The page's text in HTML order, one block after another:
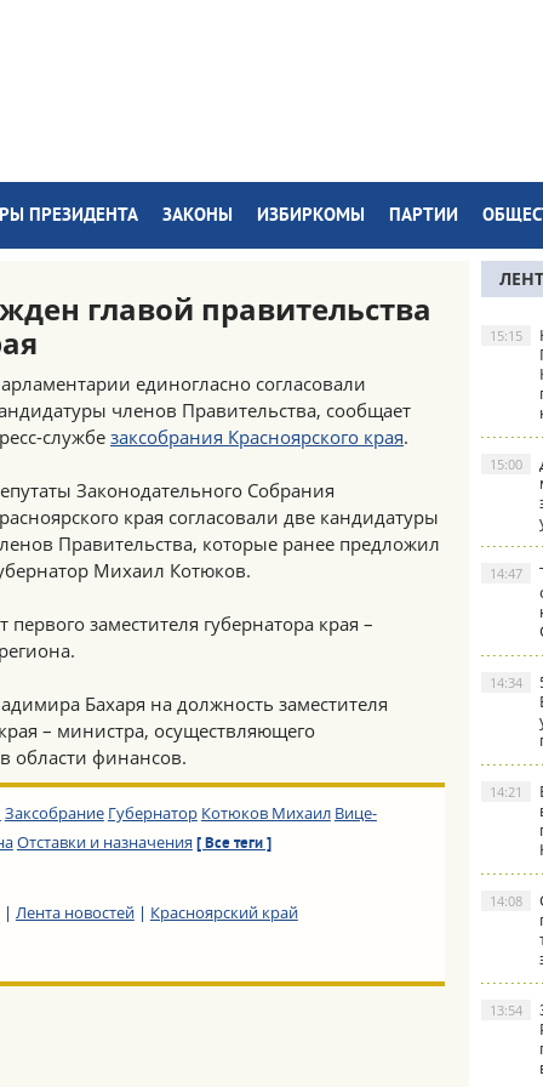
ПРЕЗИДЕНТА ЗАКОНЫ ИЗБИРКОМЫ ПАРТИИ
главой правительства
единогласно согласовали
членов Правительства, сообщает
службезаксобрания Красноярского края.
Законодательного Собрания
края согласовали две кандидатуры
Правительства, которые ранее предложил
Михаил Котюков.
заместителя губернатора края –
Бахаря на должность заместителя
– министра, осуществляющего
области финансов.
Заксобрание Губернатор Котюков Михаил Вице-
Отставки и назначения [ Все теги ]
| Лента новостей| Красноярский край
15:15
15:00
14:47
14:34
14:21
14:08
13:54